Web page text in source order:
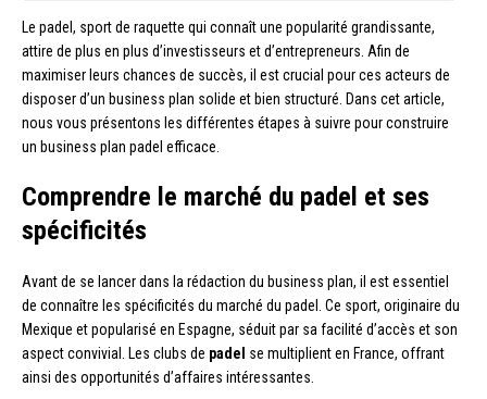
Le padel, sport de raquette qui connaît une popularité grandissante,
attire de plus en plus d’investisseurs et d’entrepreneurs. Afin de
maximiser leurs chances de succès, il est crucial pour ces acteurs de
disposer d’un business plan solide et bien structuré. Dans cet article,
nous vous présentons les différentes étapes à suivre pour construire
un business plan padel efficace.
Comprendre le marché du padel et ses
spécificités
Avant de se lancer dans la rédaction du business plan, il est essentiel
de connaître les spécificités du marché du padel. Ce sport, originaire du
Mexique et popularisé en Espagne, séduit par sa facilité d’accès et son
aspect convivial. Les clubs de padel se multiplient en France, offrant
ainsi des opportunités d’affaires intéressantes.